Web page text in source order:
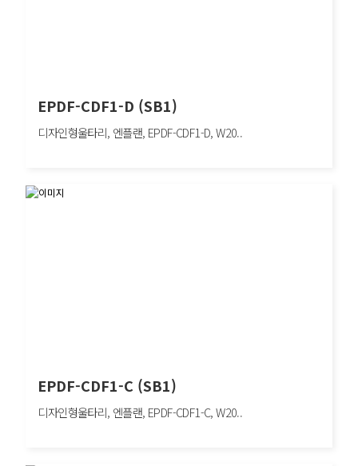
EPDF-CDF1-D (SB1)
디자인형울타리, 엔플랜, EPDF-CDF1-D, W20..
디자인형울타리, 엔플랜, EPDF-CDF1-D, W2000×H1200mm, 차량방호책, SB1
EPDF-CDF1-C (SB1)
디자인형울타리, 엔플랜, EPDF-CDF1-C, W20..